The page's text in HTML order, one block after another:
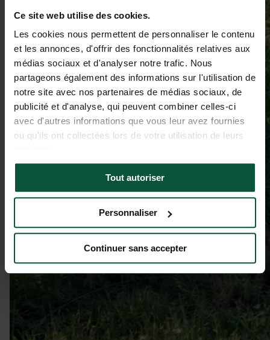
Ce site web utilise des cookies.
Les cookies nous permettent de personnaliser le contenu
et les annonces, d'offrir des fonctionnalités relatives aux
médias sociaux et d'analyser notre trafic. Nous
partageons également des informations sur l'utilisation de
notre site avec nos partenaires de médias sociaux, de
publicité et d'analyse, qui peuvent combiner celles-ci
avec d'autres informations que vous leur avez fournies
ou qu'ils ont collectées lors de votre utilisation de leurs
Tout autoriser
Personnaliser
Continuer sans accepter